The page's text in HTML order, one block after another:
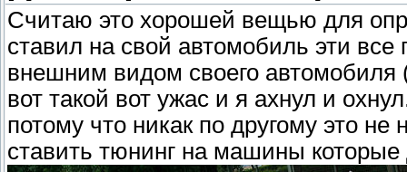
Считаю это хорошей вещью для
ставил на свой автомобиль эти
внешним видом своего
вот такой вот ужас и я ахнул и
потому что никак по другому это
ставить тюнинг на машины которые